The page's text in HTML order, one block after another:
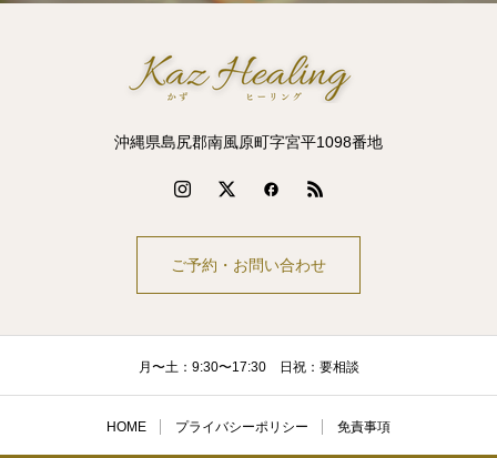
沖縄県島尻郡南風原町字宮平1098番地
ご予約・お問い合わせ
月〜土：9:30〜17:30 日祝：要相談
HOME プライバシーポリシー 免責事項